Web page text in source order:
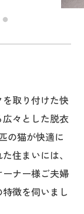
取り付けた快
々とした脱衣
の猫が快適に
住まいには、
ナー様ご夫婦
徴を伺いまし